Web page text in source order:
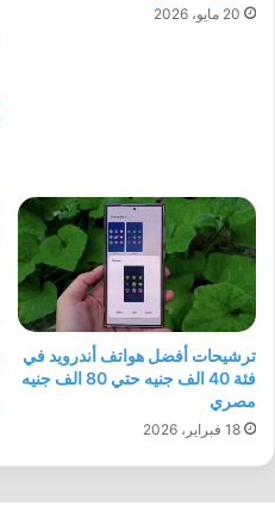
20 مايو، 2026
ترشيحات أفضل هواتف أندرويد في
فئة 40 الف جنيه حتي 80 الف جنيه
مصري
18 فبراير، 2026